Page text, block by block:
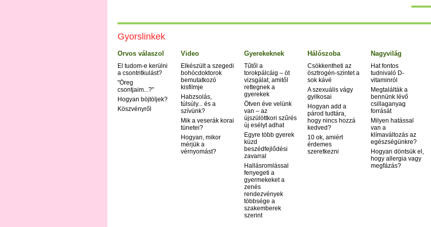
Gyorslinkek
Orvos válaszol
El tudom-e kerülni
a csontritkulást?
"Öreg
csontjaim...?"
Hogyan böjtöljek?
Köszvényről
Video
Elkészült a szegedi
bohócdoktorok
bemutatkozó
kisfilmje
Habzsolás,
túlsúly... és a
szívünk?
Mik a veserák korai
tünetei?
Hogyan, mikor
mérjük a
vérnyomást?
Gyerekeknek
Tűtől a
torokpálcáig – öt
vizsgálat, amitől
rettegnek a
gyerekek
Ötven éve velünk
van – az
újszülöttkori szűrés
új esélyt adhat
Egyre több gyerek
küzd
beszédfejlődési
zavarral
Hallásromlással
fenyegeti a
gyermekeket a
zenés
rendezvények
többsége a
szakemberek
szerint
Hálószoba
Csökkentheti az
ösztrogén-szintet a
sok kávé
A szexuális vágy
gyilkosai
Hogyan add a
párod tudtára,
hogy nincs hozzá
kedved?
10 ok, amiért
érdemes
szeretkezni
Nagyvilág
Hat fontos
tudnivaló D-
vitaminról
Megtalálták a
bennünk lévő
csillaganyag
forrását
Milyen hatással
van a
klímaváltozás az
egészségünkre?
Hogyan döntsük el,
hogy allergia vagy
megfázás?